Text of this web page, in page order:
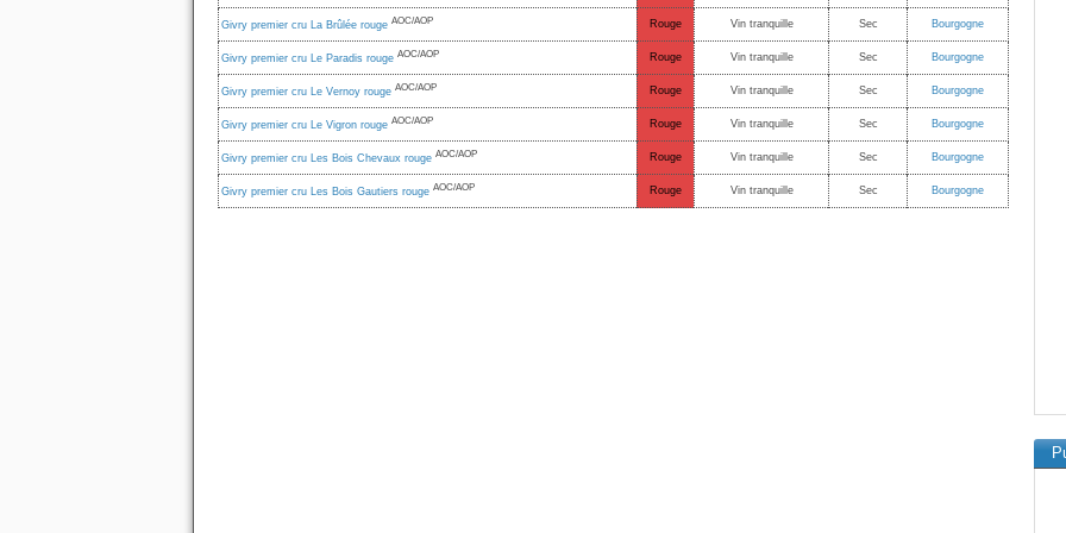
Givry premier cru La Brûlée rouge AOC/AOP Rouge Vin tranquille Sec Bourgogne
Givry premier cru Le Paradis rouge AOC/AOP Rouge Vin tranquille Sec Bourgogne
Givry premier cru Le Vernoy rouge AOC/AOP Rouge Vin tranquille Sec Bourgogne
Givry premier cru Le Vigron rouge AOC/AOP Rouge Vin tranquille Sec Bourgogne
Givry premier cru Les Bois Chevaux rouge AOC/AOP Rouge Vin tranquille Sec Bourgogne
Givry premier cru Les Bois Gautiers rouge AOC/AOP Rouge Vin tranquille Sec Bourgogne